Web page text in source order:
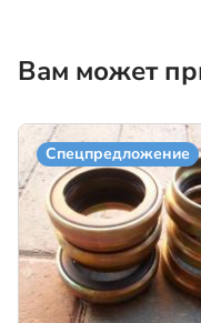
Вам может
Спецпредложение